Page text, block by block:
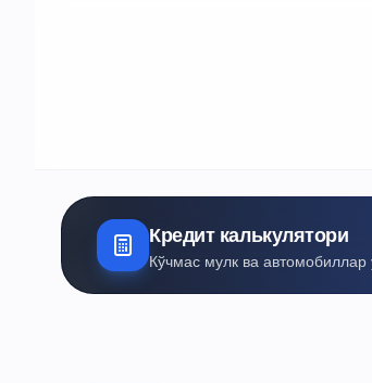
Кредит калькулятори
Кўчмас мулк ва